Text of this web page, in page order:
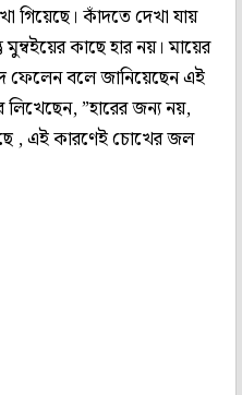
গিয়েছে। কাঁদতে দেখা যায়
কাছে হার নয়। মায়ের
ফেলেন বলে জানিয়েছেন এই
লিখেছেন, ”হারের জন্য নয়,
, এই কারণেই চোখের জল